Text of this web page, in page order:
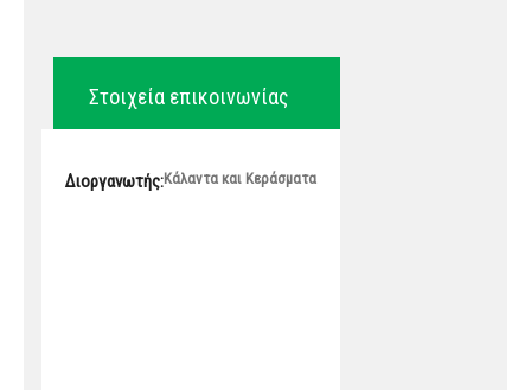
Στοιχεία επικοινωνίας
Διοργανωτής:Κάλαντα και Κεράσματα